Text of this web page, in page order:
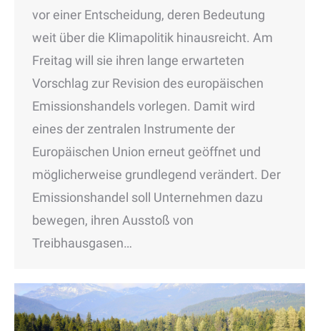
vor einer Entscheidung, deren Bedeutung
weit über die Klimapolitik hinausreicht. Am
Freitag will sie ihren lange erwarteten
Vorschlag zur Revision des europäischen
Emissionshandels vorlegen. Damit wird
eines der zentralen Instrumente der
Europäischen Union erneut geöffnet und
möglicherweise grundlegend verändert. Der
Emissionshandel soll Unternehmen dazu
bewegen, ihren Ausstoß von
Treibhausgasen…